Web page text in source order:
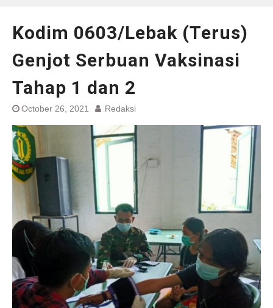
Kodim 0603/Lebak (Terus)
Genjot Serbuan Vaksinasi
Tahap 1 dan 2
October 26, 2021 Redaksi